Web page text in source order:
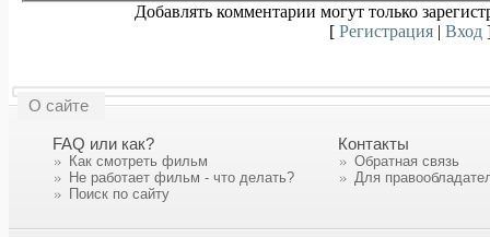
Добавлять комментарии могут только
[ Регистрация| Вход
О сайте
FAQ или как?
Как смотреть фильм
Не работает фильм - что делать?
Поиск по сайту
Контакты
Обратная связь
Для